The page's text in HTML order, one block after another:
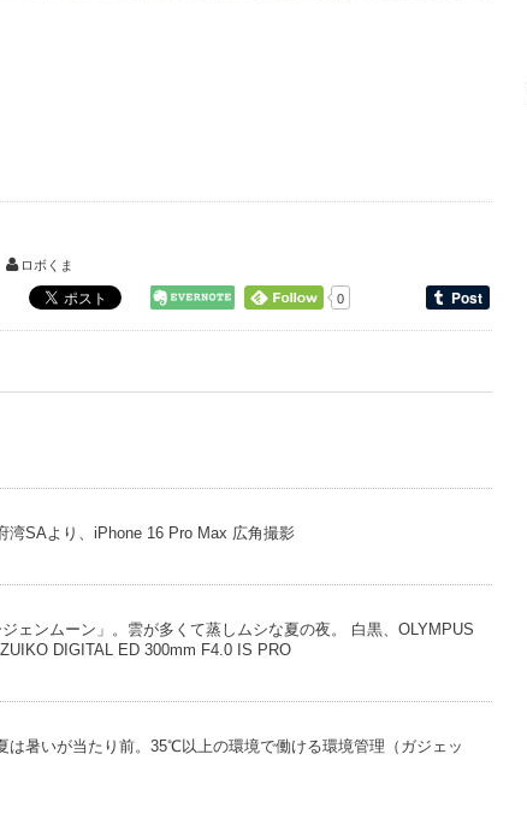
ロボくま
0
湾SAより、iPhone 16 Pro Max 広角撮影
ェンムーン」。雲が多くて蒸しムシな夏の夜。 白黒、OLYMPUS
DIGITAL ED 300mm F4.0 IS PRO
は暑いが当たり前。35℃以上の環境で働ける環境管理（ガジェッ